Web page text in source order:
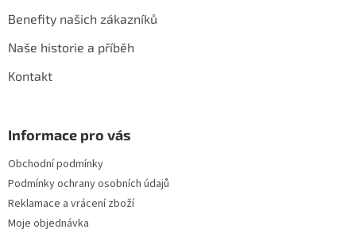
Benefity našich zákazníků
Naše historie a příběh
Kontakt
Informace pro vás
Obchodní podmínky
Podmínky ochrany osobních údajů
Reklamace a vrácení zboží
Moje objednávka